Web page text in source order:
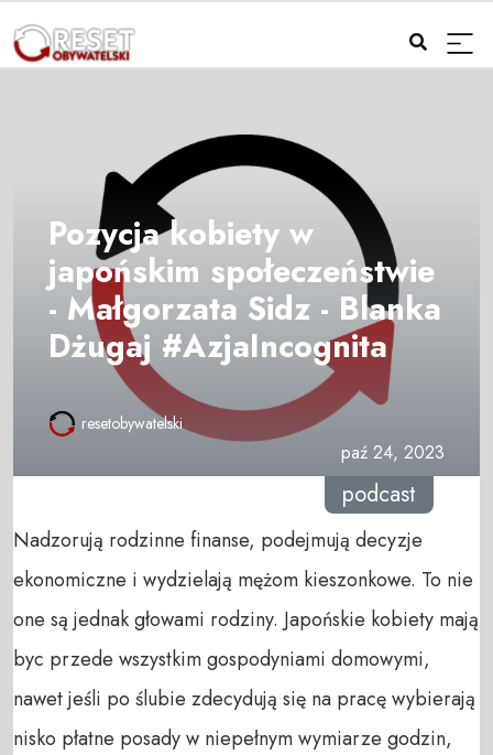
Pozycja kobiety w
japońskim społeczeństwie
- Małgorzata Sidz - Blanka
Dżugaj #AzjaIncognita
resetobywatelski
paź 24, 2023
podcast
Nadzorują rodzinne finanse, podejmują decyzje
ekonomiczne i wydzielają mężom kieszonkowe. To nie
one są jednak głowami rodziny. Japońskie kobiety mają
byc przede wszystkim gospodyniami domowymi,
nawet jeśli po ślubie zdecydują się na pracę wybierają
nisko płatne posady w niepełnym wymiarze godzin,